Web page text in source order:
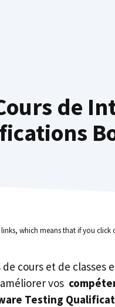
de
which means that if you
cours et de classes
vos
Testing